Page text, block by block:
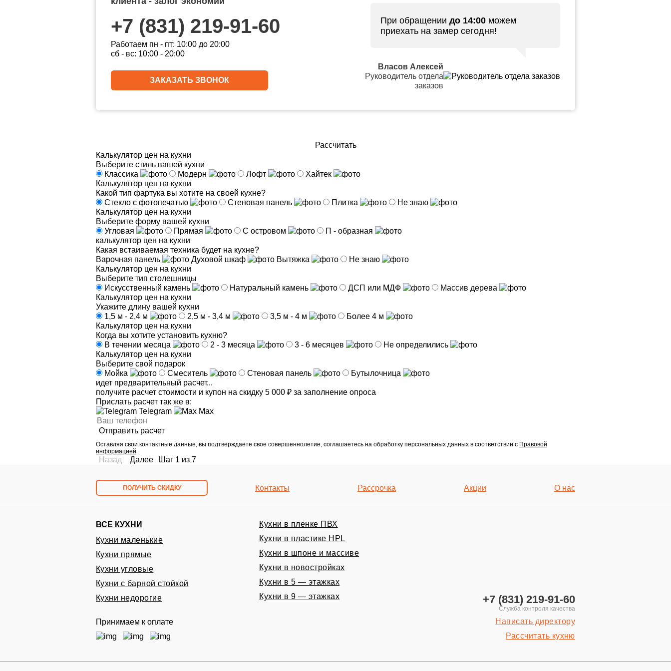
+7 (831) 219-91-60
Работаем пн - пт: 10:00 до 20:00
сб - вс: 10:00 - 20:00
При обращении до 14:00 можем
приехать на замер сегодня!
Власов Алексей
Руководитель отдела
заказов
ЗАКАЗАТЬ ЗВОНОК
Рассчитать
Калькулятор цен на кухни
Выберите стиль вашей кухни
Классика
Модерн Лофт
Хайтек
Калькулятор цен на кухни
Какой тип фартука вы хотите на своей кухне?
Стекло с фотопечатью
Стеновая панель Плитка
Не знаю
Калькулятор цен на кухни
Выберите форму вашей кухни
Угловая
Прямая С островом
П - образная
калькулятор цен на кухни
Какая встаиваемая техника будет на кухне?
Варочная панель
Духовой шкаф Вытяжка
Не знаю
Калькулятор цен на кухни
Выберите тип столешницы
Искусственный камень
Натуральный камень ДСП или МДФ
Массив дерева
Калькулятор цен на кухни
Укажите длину вашей кухни
1,5 м - 2,4 м
2,5 м - 3,4 м 3,5 м - 4 м
Более 4 м
Калькулятор цен на кухни
Когда вы хотите установить кухню?
В течении месяца
2 - 3 месяца 3 - 6 месяцев
Не определились
Калькулятор цен на кухни
Выберите свой подарок
Мойка
Смеситель Стеновая панель
Бутылочница
идет предварительный расчет...
получите расчет стоимости и купон на скидку 5 000 ₽ за заполнение опроса
Прислать расчет так же в:
Telegram
Max
Отправить расчет
Оставляя свои контактные данные, вы подтверждаете свое совершеннолетие, соглашаетесь на обработку персональных данных в соответствии с Правовой
информацией
Назад Далее Шаг 1 из 7
ПОЛУЧИТЬ СКИДКУ Контакты Рассрочка Акции О нас
ВСЕ КУХНИ
Кухни маленькие
Кухни прямые
Кухни угловые
Кухни с барной стойкой
Кухни недорогие
Кухни в пленке ПВХ
Кухни в пластике HPL
Кухни в шпоне и массиве
Кухни в новостройках
Кухни в 5 — этажках
Кухни в 9 — этажках
Написать директору
Рассчитать кухню
+7 (831) 219-91-60
Принимаем к оплате
Запишитесь на бесплатный замер
в удобное вам время
Проект и расчет кухни на дому БЕСПЛАТНО!
Оставляя свои контактные данные, вы подтверждаете свое совершеннолетие,